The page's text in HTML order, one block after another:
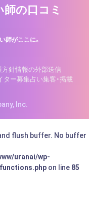
の口コミ
師がここに。
方針情報の外部送信
ター募集占い集客・掲載
Inc.
flush buffer. No buffer
uranai/wp-
on line 85